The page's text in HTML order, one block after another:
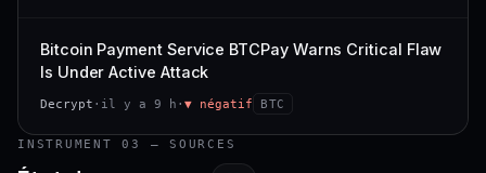
Bitcoin Payment Service BTCPay Warns Critical Flaw
Is Under Active Attack
Decrypt · il y a 9 h · ▼ négatif BTC
INSTRUMENT 03 — SOURCES